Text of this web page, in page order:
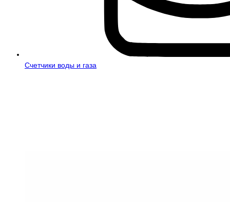
Счетчики воды и газа